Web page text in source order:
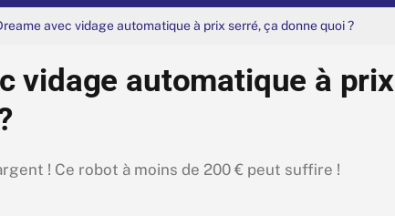
avec vidage automatique à prix serré, ça donne quoi ?
vidage automatique à prix
! Ce robot à moins de 200 € peut suffire !